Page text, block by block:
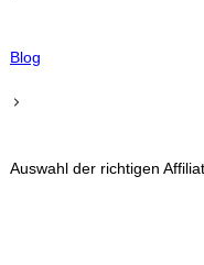
Blog
Auswahl der richtigen